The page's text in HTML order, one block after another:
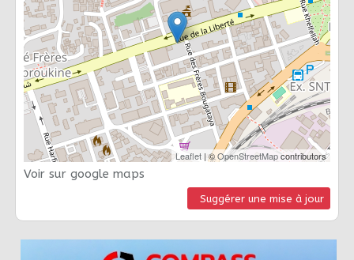
Leaflet | ©OpenStreetMapcontributors
Voir sur google maps
Suggérer une mise à jour